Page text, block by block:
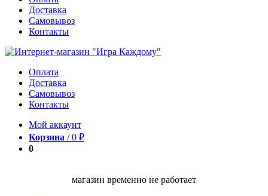
Доставка
Самовывоз
Контакты
Оплата
Доставка
Самовывоз
Контакты
Мой аккаунт
Корзина /0 ₽
0
магазин временно не работает